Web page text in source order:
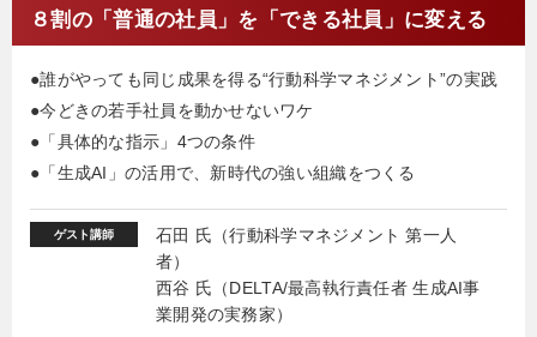
８割の「普通の社員」を「できる社員」に変える
●誰がやっても同じ成果を得る“行動科学マネジメント”の実践
●今どきの若手社員を動かせないワケ
●「具体的な指示」4つの条件
●「生成AI」の活用で、新時代の強い組織をつくる
ゲスト講師
石田 氏（行動科学マネジメント 第一人
者）
西谷 氏（DELTA/最高執行責任者 生成AI事
業開発の実務家）